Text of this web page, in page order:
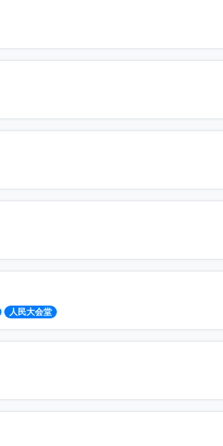
人民大会堂